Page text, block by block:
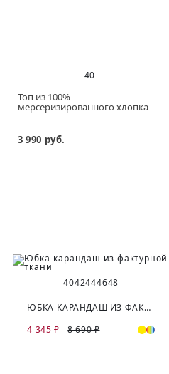
40
Топ из 100%
мерсеризированного хлопка
3 990 руб.
4042444648
ЮБКА-КАРАНДАШ ИЗ ФАКТУРНОЙ ТКАНИ
4 345 ₽
8 690 ₽